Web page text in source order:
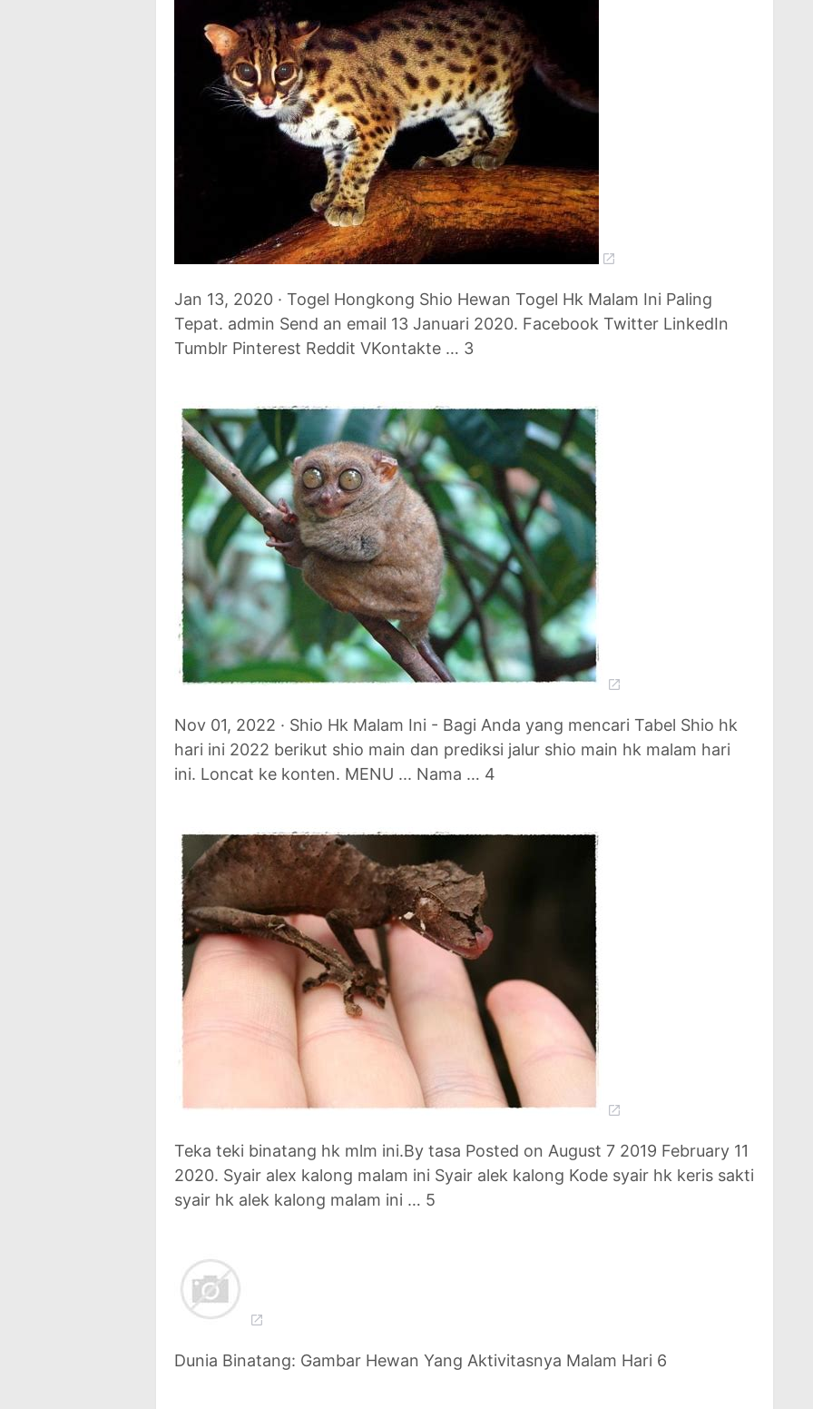
Jan 13, 2020 · Togel Hongkong Shio Hewan Togel Hk Malam Ini Paling
Tepat. admin Send an email 13 Januari 2020. Facebook Twitter LinkedIn
Tumblr Pinterest Reddit VKontakte … 3
Nov 01, 2022 · Shio Hk Malam Ini - Bagi Anda yang mencari Tabel Shio hk
hari ini 2022 berikut shio main dan prediksi jalur shio main hk malam hari
ini. Loncat ke konten. MENU ... Nama … 4
Teka teki binatang hk mlm ini.By tasa Posted on August 7 2019 February 11
2020. Syair alex kalong malam ini Syair alek kalong Kode syair hk keris sakti
syair hk alek kalong malam ini … 5
Dunia Binatang: Gambar Hewan Yang Aktivitasnya Malam Hari 6